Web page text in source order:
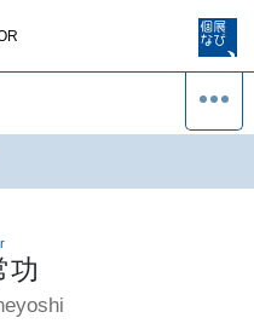
功